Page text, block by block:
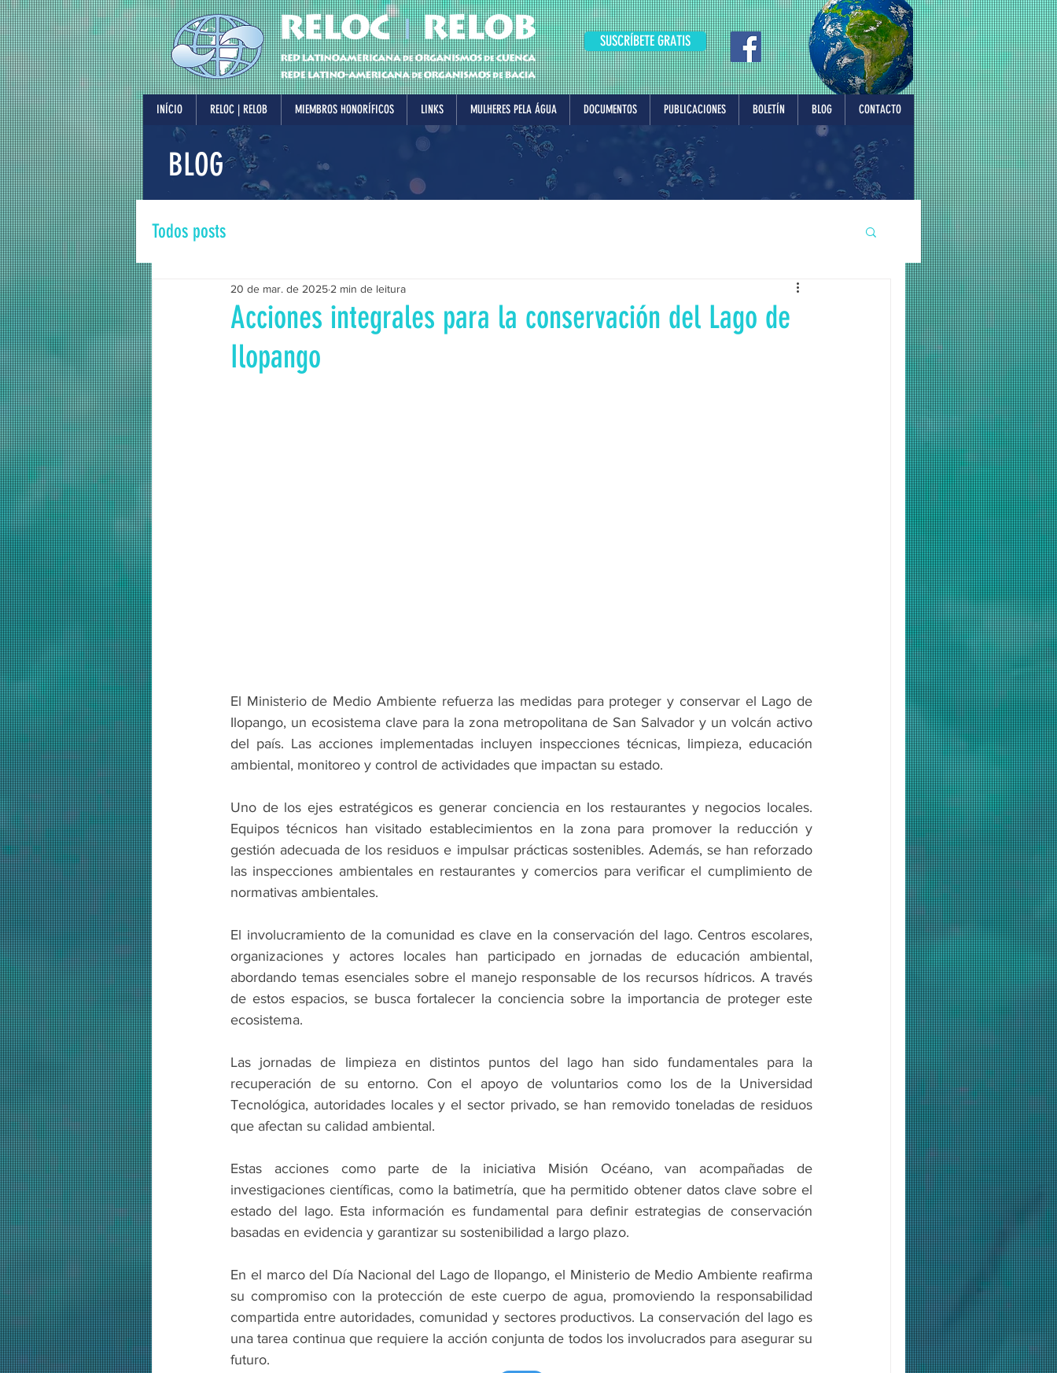
SUSCRÍBETE GRATIS
INÍCIO RELOC | RELOB MIEMBROS HONORÍFICOS LINKS MULHERES PELA ÁGUA DOCUMENTOS PUBLICACIONES BOLETÍN BLOG CONTACTO
BLOG
Todos posts
Acciones integrales para la conservación del Lago de
Ilopango
20 de mar. de 2025 2 min de leitura
El Ministerio de Medio Ambiente refuerza las medidas para proteger y conservar el Lago de
Ilopango, un ecosistema clave para la zona metropolitana de San Salvador y un volcán activo
del país. Las acciones implementadas incluyen inspecciones técnicas, limpieza, educación
ambiental, monitoreo y control de actividades que impactan su estado.
Uno de los ejes estratégicos es generar conciencia en los restaurantes y negocios locales.
Equipos técnicos han visitado establecimientos en la zona para promover la reducción y
gestión adecuada de los residuos e impulsar prácticas sostenibles. Además, se han reforzado
las inspecciones ambientales en restaurantes y comercios para verificar el cumplimiento de
normativas ambientales.
El involucramiento de la comunidad es clave en la conservación del lago. Centros escolares,
organizaciones y actores locales han participado en jornadas de educación ambiental,
abordando temas esenciales sobre el manejo responsable de los recursos hídricos. A través
de estos espacios, se busca fortalecer la conciencia sobre la importancia de proteger este
ecosistema.
Las jornadas de limpieza en distintos puntos del lago han sido fundamentales para la
recuperación de su entorno. Con el apoyo de voluntarios como los de la Universidad
Tecnológica, autoridades locales y el sector privado, se han removido toneladas de residuos
que afectan su calidad ambiental.
Estas acciones como parte de la iniciativa Misión Océano, van acompañadas de
investigaciones científicas, como la batimetría, que ha permitido obtener datos clave sobre el
estado del lago. Esta información es fundamental para definir estrategias de conservación
basadas en evidencia y garantizar su sostenibilidad a largo plazo.
En el marco del Día Nacional del Lago de Ilopango, el Ministerio de Medio Ambiente reafirma
su compromiso con la protección de este cuerpo de agua, promoviendo la responsabilidad
compartida entre autoridades, comunidad y sectores productivos. La conservación del lago es
una tarea continua que requiere la acción conjunta de todos los involucrados para asegurar su
futuro.